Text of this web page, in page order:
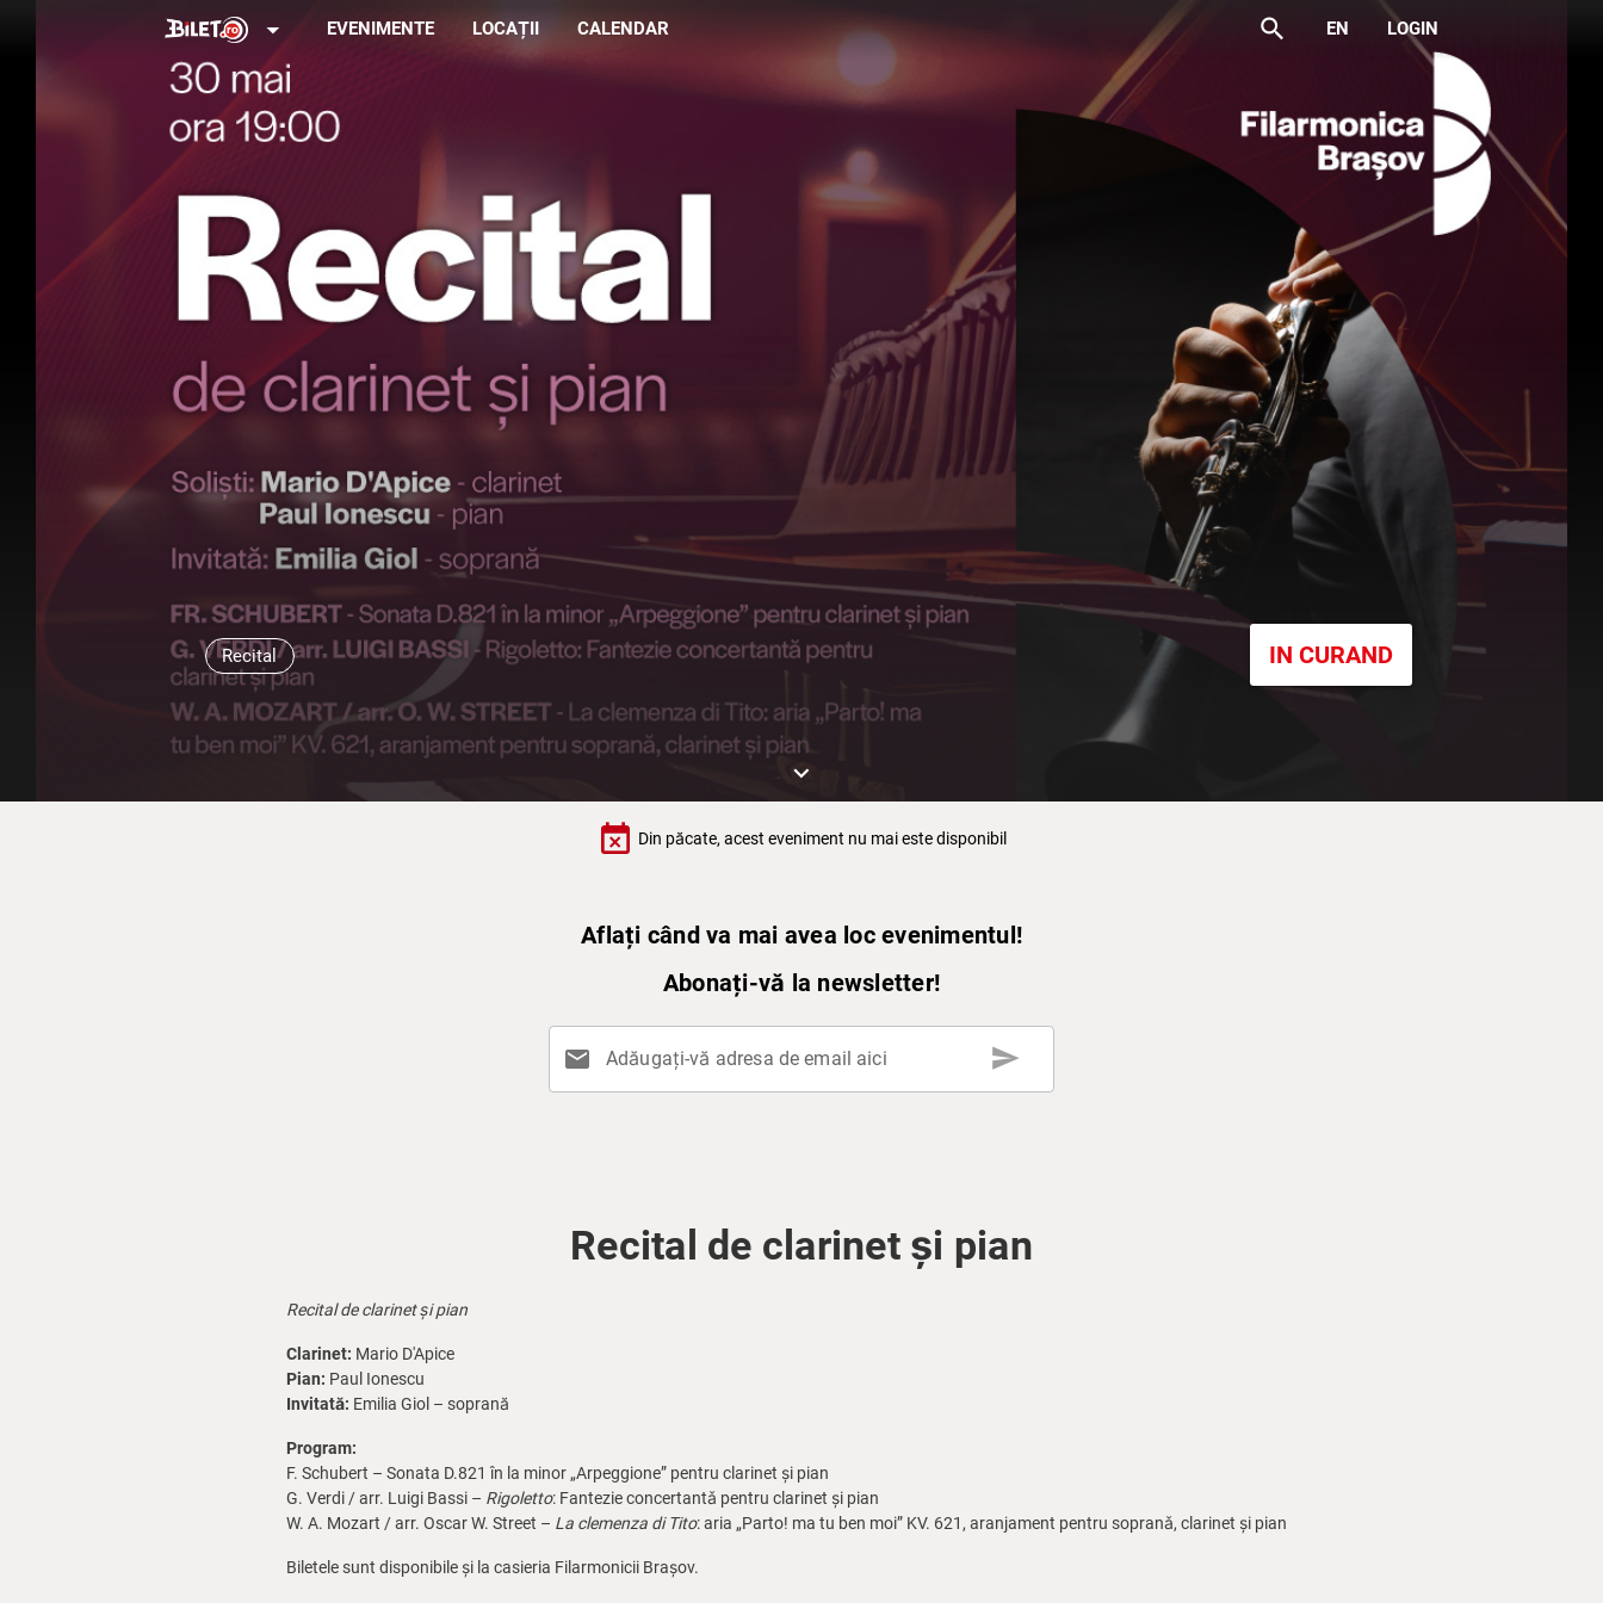
arrow_drop_down EVENIMENTE LOCAȚII CALENDAR search EN LOGIN
Recital IN CURAND
keyboard_arrow_down
event_busy Din păcate, acest eveniment nu mai este disponibil
Aflați când va mai avea loc evenimentul!
Abonați-vă la newsletter!
mail Adăugați-vă adresa de email aici send
Recital de clarinet și pian
Recital de clarinet și pian
Clarinet: Mario D'Apice
Pian: Paul Ionescu
Invitată: Emilia Giol – soprană
Program:
F. Schubert – Sonata D.821 în la minor „Arpeggione” pentru clarinet și pian
G. Verdi / arr. Luigi Bassi – Rigoletto: Fantezie concertantǎ pentru clarinet și pian
W. A. Mozart / arr. Oscar W. Street – La clemenza di Tito: aria „Parto! ma tu ben moi” KV. 621, aranjament pentru sopranǎ, clarinet și pian
Biletele sunt disponibile și la casieria Filarmonicii Brașov.